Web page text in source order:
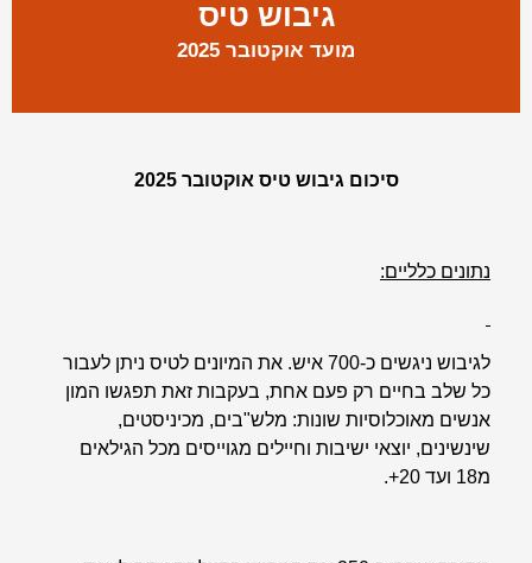
גיבוש טיס
מועד אוקטובר 2025
סיכום גיבוש טיס אוקטובר 2025
נתונים כלליים:
לגיבוש ניגשים כ-700 איש. את המיונים לטיס ניתן לעבור
כל שלב בחיים רק פעם אחת, בעקבות זאת תפגשו המון
אנשים מאוכלוסיות שונות: מלש"בים, מכיניסטים,
שינשינים, יוצאי ישיבות וחיילים מגוייסים מכל הגילאים
מ18 ועד 20+.